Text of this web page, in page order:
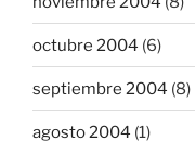
octubre 2004 (6)
septiembre 2004 (8)
agosto 2004 (1)